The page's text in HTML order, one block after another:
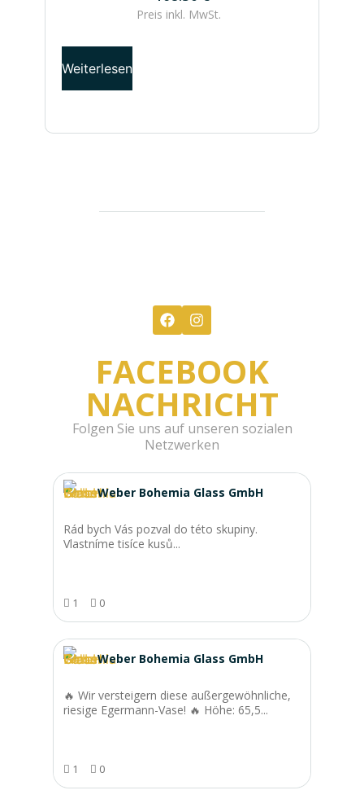
Preis inkl. MwSt.
Weiterlesen
FACEBOOK
NACHRICHT
Folgen Sie uns auf unseren sozialen
Netzwerken
Weber Bohemia Glass GmbH
Rád bych Vás pozval do této skupiny.
Vlastníme tisíce kusů...
1 0
Weber Bohemia Glass GmbH
🔥 Wir versteigern diese außergewöhnliche,
riesige Egermann-Vase! 🔥 Höhe: 65,5...
1 0